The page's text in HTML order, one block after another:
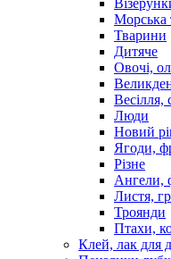
Морська
Тварини
Дитяче
Овочі,
Весілля,
Люди
Новий
Ягоди,
Різне
Ангели,
Листя,
Троянди
Птахи,
Клей, лак для